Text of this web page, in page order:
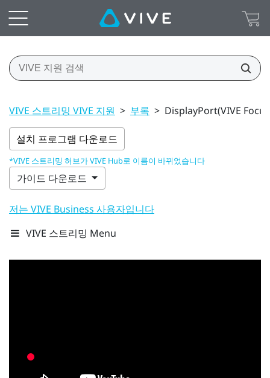
VIVE 스트리밍 VIVE 지원 > 부록 > DisplayPort(VIVE
설치 프로그램 다운로드
*VIVE 스트리밍 허브가 VIVE Hub로 이름이 바뀌었습니다
가이드 다운로드
저는 VIVE Business 사용자입니다
VIVE 스트리밍 Menu